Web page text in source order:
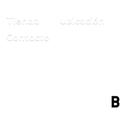
Tienda
Ubicación
Contacto